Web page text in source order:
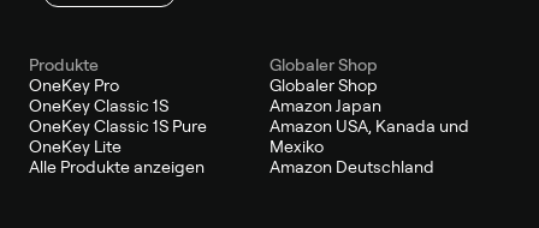
Produkte
OneKey Pro
OneKey Classic 1S
OneKey Classic 1S Pure
OneKey Lite
Alle Produkte anzeigen
Globaler Shop
Globaler Shop
Amazon Japan
Amazon USA, Kanada und
Mexiko
Amazon Deutschland